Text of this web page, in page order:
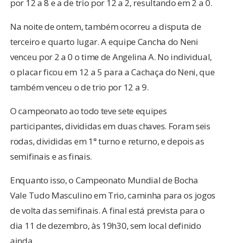
por 12 a 8 e a de trio por 12 a 2, resultando em 2 a 0.
Na noite de ontem, também ocorreu a disputa de
terceiro e quarto lugar. A equipe Cancha do Neni
venceu por 2 a 0 o time de Angelina A. No individual,
o placar ficou em 12 a 5 para a Cachaça do Neni, que
também venceu o de trio por 12 a 9.
O campeonato ao todo teve sete equipes
participantes, divididas em duas chaves. Foram seis
rodas, divididas em 1° turno e returno, e depois as
semifinais e as finais.
Enquanto isso, o Campeonato Mundial de Bocha
Vale Tudo Masculino em Trio, caminha para os jogos
de volta das semifinais. A final está prevista para o
dia 11 de dezembro, às 19h30, sem local definido